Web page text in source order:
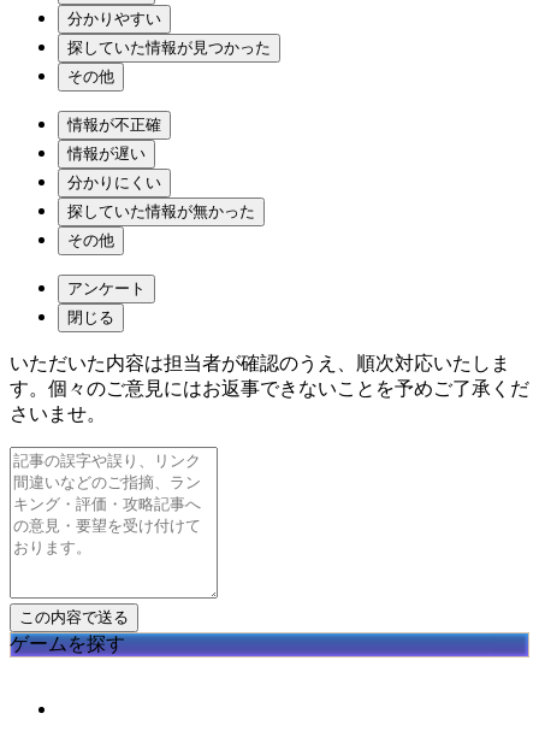
分かりやすい
探していた情報が見つかった
その他
情報が不正確
情報が遅い
分かりにくい
探していた情報が無かった
その他
アンケート
閉じる
いただいた内容は担当者が確認のうえ、順次対応いたしま
す。個々のご意見にはお返事できないことを予めご了承くだ
さいませ。
ゲームを探す